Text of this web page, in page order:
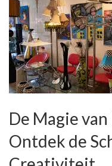
De Magie
Ontdek de